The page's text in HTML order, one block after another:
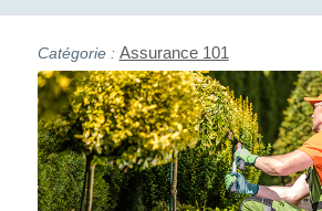
Assurance 101